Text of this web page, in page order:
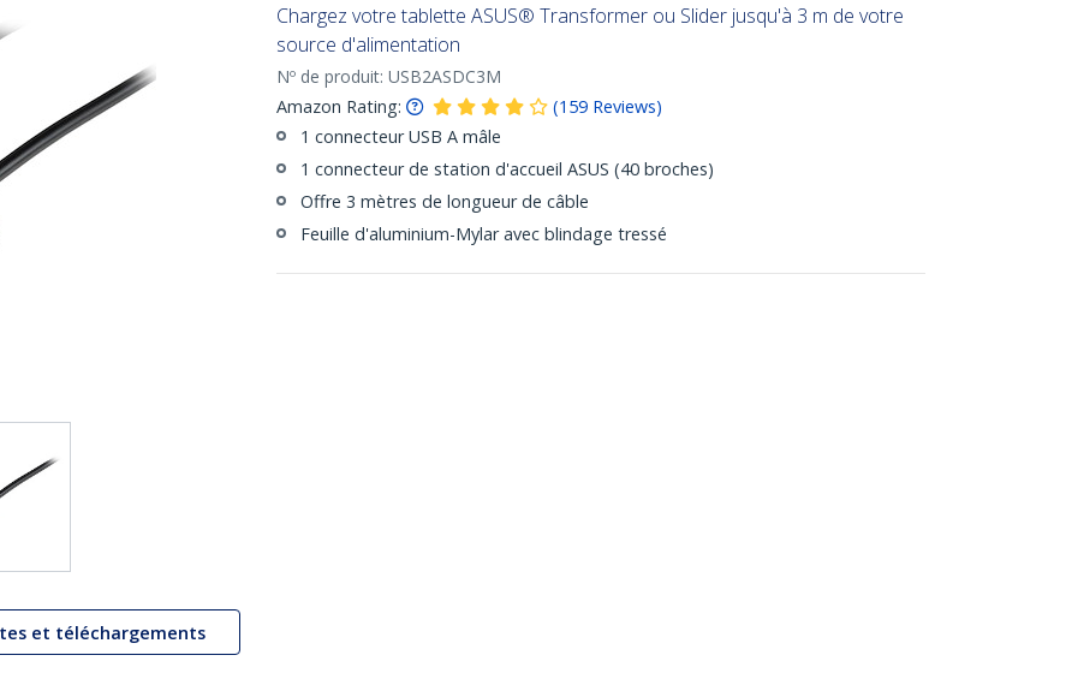
et téléchargements
Chargez votre tablette ASUS® Transformer ou Slider jusqu'à 3 m de votre
source d'alimentation
Nº de produit: USB2ASDC3M
Amazon Rating:
(159 Reviews)
1 connecteur USB A mâle
1 connecteur de station d'accueil ASUS (40 broches)
Offre 3 mètres de longueur de câble
Feuille d'aluminium-Mylar avec blindage tressé